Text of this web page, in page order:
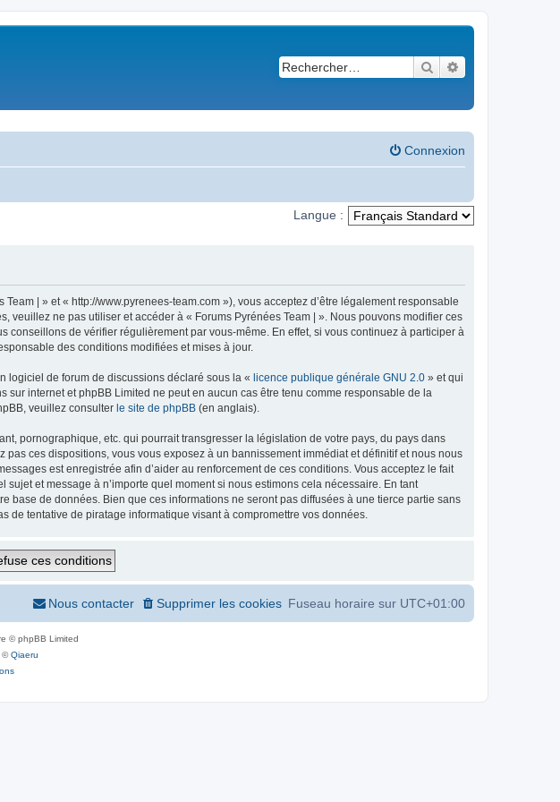
Rechercher
Connexion
Langue :
| » et « http://www.pyrenees-team.com »), vous acceptez d’être légalement responsable
veuillez ne pas utiliser et accéder à « Forums Pyrénées Team | ». Nous pouvons modifier ces
de vérifier régulièrement par vous-même. En effet, si vous continuez à participer à
des conditions modifiées et mises à jour.
logiciel de forum de discussions déclaré sous la « licence publique générale GNU 2.0 » et qui
internet et phpBB Limited ne peut en aucun cas être tenu comme responsable de la
veuillez consulter le site de phpBB (en anglais).
pornographique, etc. qui pourrait transgresser la législation de votre pays, du pays dans
ces dispositions, vous vous exposez à un bannissement immédiat et définitif et nous nous
est enregistrée afin d’aider au renforcement de ces conditions. Vous acceptez le fait
et message à n’importe quel moment si nous estimons cela nécessaire. En tant
base de données. Bien que ces informations ne seront pas diffusées à une tierce partie sans
de tentative de piratage informatique visant à compromettre vos données.
Fuseau horaire sur UTC+01:00
Supprimer les cookies
Nous contacter
© phpBB Limited
©Qiaeru